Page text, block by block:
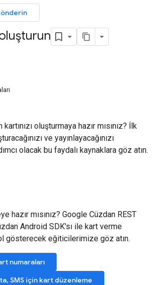
oluşturun
oluşturmaya hazır mısınız? İlk
ve yayınlayacağınızı
olacak bu faydalı kaynaklara göz atın.
hazır mısınız? Google Cüzdan REST
Android SDK'sı ile kart verme
gösterecek eğiticilerimize göz atın.
numaraları
SMS için kart düzenleme